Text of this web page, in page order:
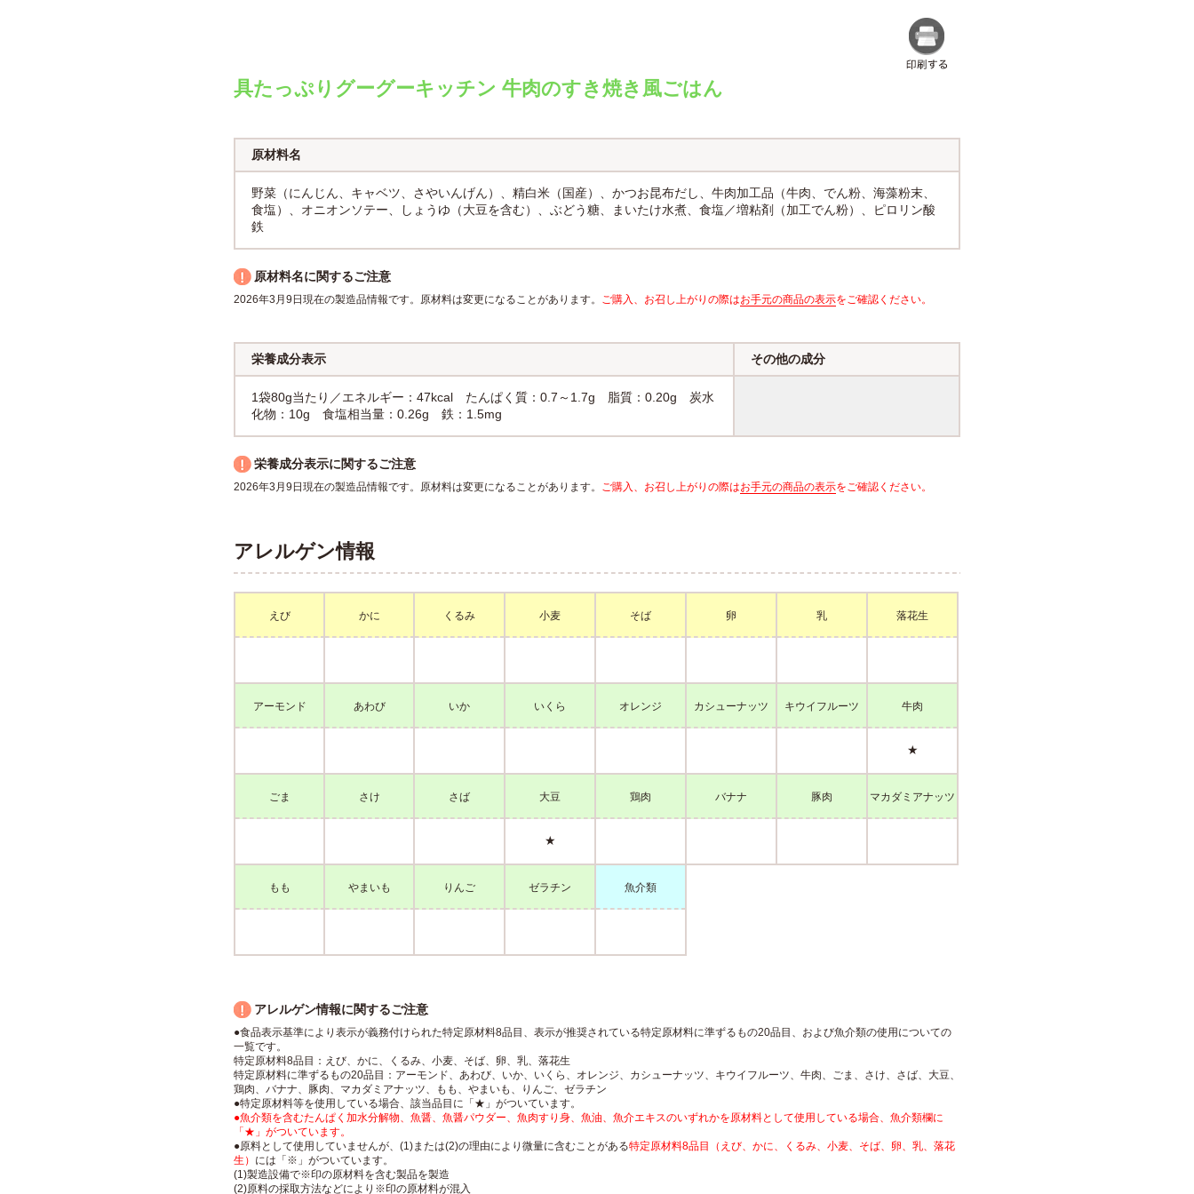
具たっぷりグーグーキッチン 牛肉のすき焼き風ごはん
原材料名
野菜（にんじん、キャベツ、さやいんげん）、精白米（国産）、かつお昆布だし、牛肉加工品（牛肉、でん粉、海藻粉末、
食塩）、オニオンソテー、しょうゆ（大豆を含む）、ぶどう糖、まいたけ水煮、食塩／増粘剤（加工でん粉）、ピロリン酸
鉄
原材料名に関するご注意
2026年3月9日現在の製造品情報です。原材料は変更になることがあります。 ご購入、お召し上がりの際はお手元の商品の表示をご確認ください。
栄養成分表示
1袋80g当たり／エネルギー：47kcal たんぱく質：0.7～1.7g 脂質：0.20g 炭水
化物：10g 食塩相当量：0.26g 鉄：1.5mg
その他の成分
栄養成分表示に関するご注意
2026年3月9日現在の製造品情報です。原材料は変更になることがあります。 ご購入、お召し上がりの際はお手元の商品の表示をご確認ください。
アレルゲン情報
えび かに くるみ 小麦 そば 卵 乳 落花生
アーモンド あわび いか いくら オレンジ カシューナッツ キウイフルーツ 牛肉
★
ごま さけ さば 大豆
★
鶏肉 バナナ 豚肉 マカダミアナッツ
もも まいも りんご ゼラチン 魚介類
アレルゲン情報に関するご注意
●食品表示基準により表示が義務付けられた特定原材料8品目、表示が推奨されている特定原材料に準ずるもの20品目、および魚介類の使用についての
一覧です。
特定原材料8品目：えび、かに、くるみ、小麦、そば、卵、乳、落花生
特定原材料に準ずるもの20品目：アーモンド、あわび、いか、いくら、オレンジ、カシューナッツ、キウイフルーツ、牛肉、ごま、さけ、さば、大豆、
鶏肉、バナナ、豚肉、マカダミアナッツ、もも、やまいも、りんご、ゼラチン
●特定原材料等を使用している場合、該当品目に「★」がついています。
●魚介類を含むたんぱく加水分解物、魚醤、魚醤パウダー、魚肉すり身、魚油、魚介エキスのいずれかを原材料として使用している場合、魚介類欄に
「★」がついています。
●原料として使用していませんが、(1)または(2)の理由により微量に含むことがある特定原材料8品目（えび、かに、くるみ、小麦、そば、卵、乳、落花
生） には「※」がついています。
(1)製造設備で※印の原材料を含む製品を製造
(2)原料の採取方法などにより※印の原材料が混入